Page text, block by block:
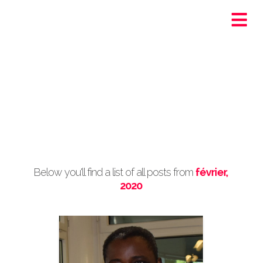
Below you'll find a list of all posts from février,
2020